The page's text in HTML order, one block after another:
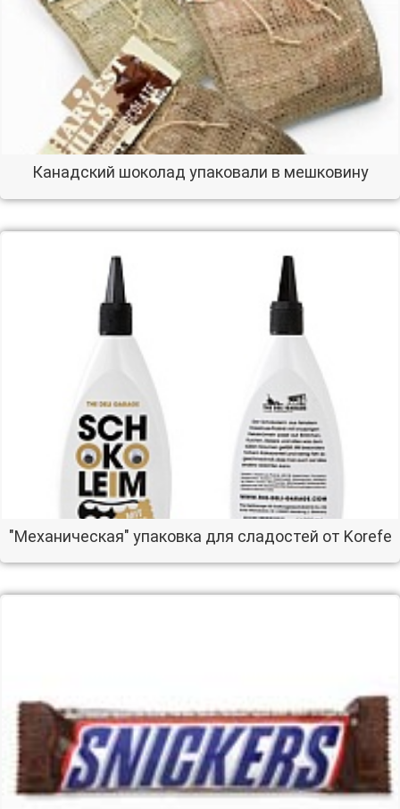
Канадский шоколад упаковали в мешковину
"Механическая" упаковка для сладостей от Korefe